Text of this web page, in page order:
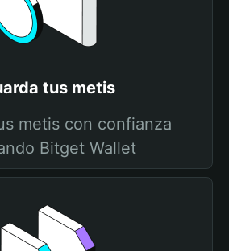
tus metis
metis con confianza
Bitget Wallet